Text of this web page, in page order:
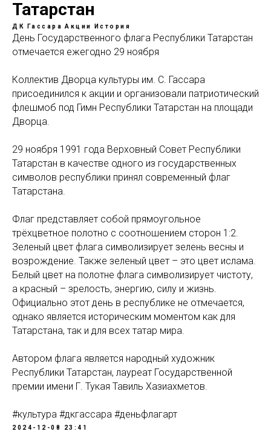
Татарстан
ДК Гассара Акции История
День Государственного флага Республики Татарстан
отмечается ежегодно 29 ноября
Коллектив Дворца культуры им. С. Гассара
присоединился к акции и организовали патриотический
флешмоб под Гимн Республики Татарстан на площади
Дворца.
29 ноября 1991 года Верховный Совет Республики
Татарстан в качестве одного из государственных
символов республики принял современный флаг
Татарстана.
Флаг представляет собой прямоугольное
трёхцветное полотно с соотношением сторон 1:2.
Зеленый цвет флага символизирует зелень весны и
возрождение. Также зеленый цвет – это цвет ислама.
Белый цвет на полотне флага символизирует чистоту,
а красный – зрелость, энергию, силу и жизнь.
Официально этот день в республике не отмечается,
однако является историческим моментом как для
Татарстана, так и для всех татар мира.
Автором флага является народный художник
Республики Татарстан, лауреат Государственной
премии имени Г. Тукая Тавиль Хазиахметов.
#культура #дкгассара #деньфлагарт
2024-12-08 23:41